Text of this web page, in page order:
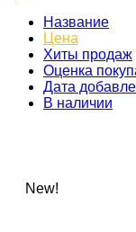
Название
Цена
Хиты продаж
Оценка
Дата
В наличии
New!